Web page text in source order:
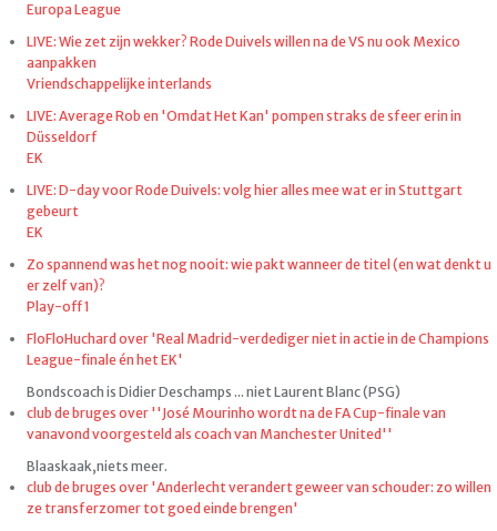
Europa League
LIVE: Wie zet zijn wekker? Rode Duivels willen na de VS nu ook Mexico
aanpakken
Vriendschappelijke interlands
LIVE: Average Rob en 'Omdat Het Kan' pompen straks de sfeer erin in
Düsseldorf
EK
LIVE: D-day voor Rode Duivels: volg hier alles mee wat er in Stuttgart
gebeurt
EK
Zo spannend was het nog nooit: wie pakt wanneer de titel (en wat denkt u
er zelf van)?
Play-off 1
FloFloHuchard over 'Real Madrid-verdediger niet in actie in de Champions
League-finale én het EK'
Bondscoach is Didier Deschamps ... niet Laurent Blanc (PSG)
club de bruges over ''José Mourinho wordt na de FA Cup-finale van
vanavond voorgesteld als coach van Manchester United''
Blaaskaak,niets meer.
club de bruges over 'Anderlecht verandert geweer van schouder: zo willen
ze transferzomer tot goed einde brengen'